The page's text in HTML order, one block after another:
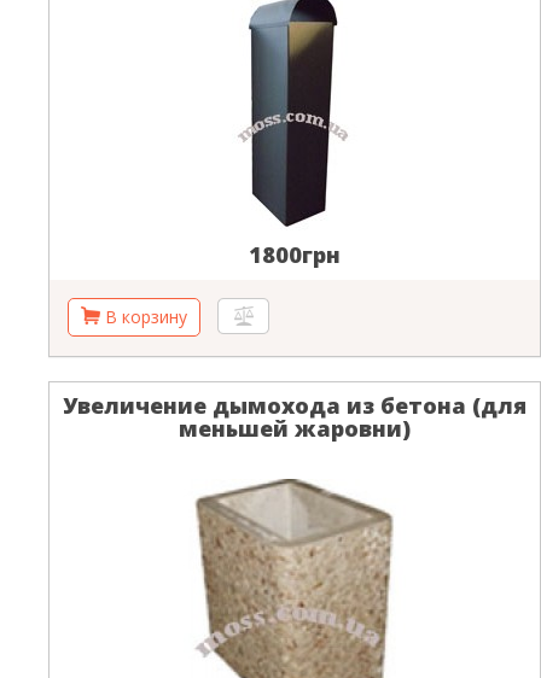
1800грн
Увеличение дымохода из бетона (для
меньшей жаровни)